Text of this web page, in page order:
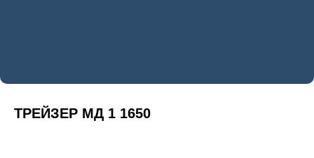
ТРЕЙЗЕР МД 1 1650